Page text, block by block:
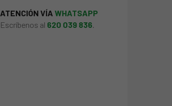
ATENCIÓN VÍAWHATSAPP
Escríbenos al 620 039 836